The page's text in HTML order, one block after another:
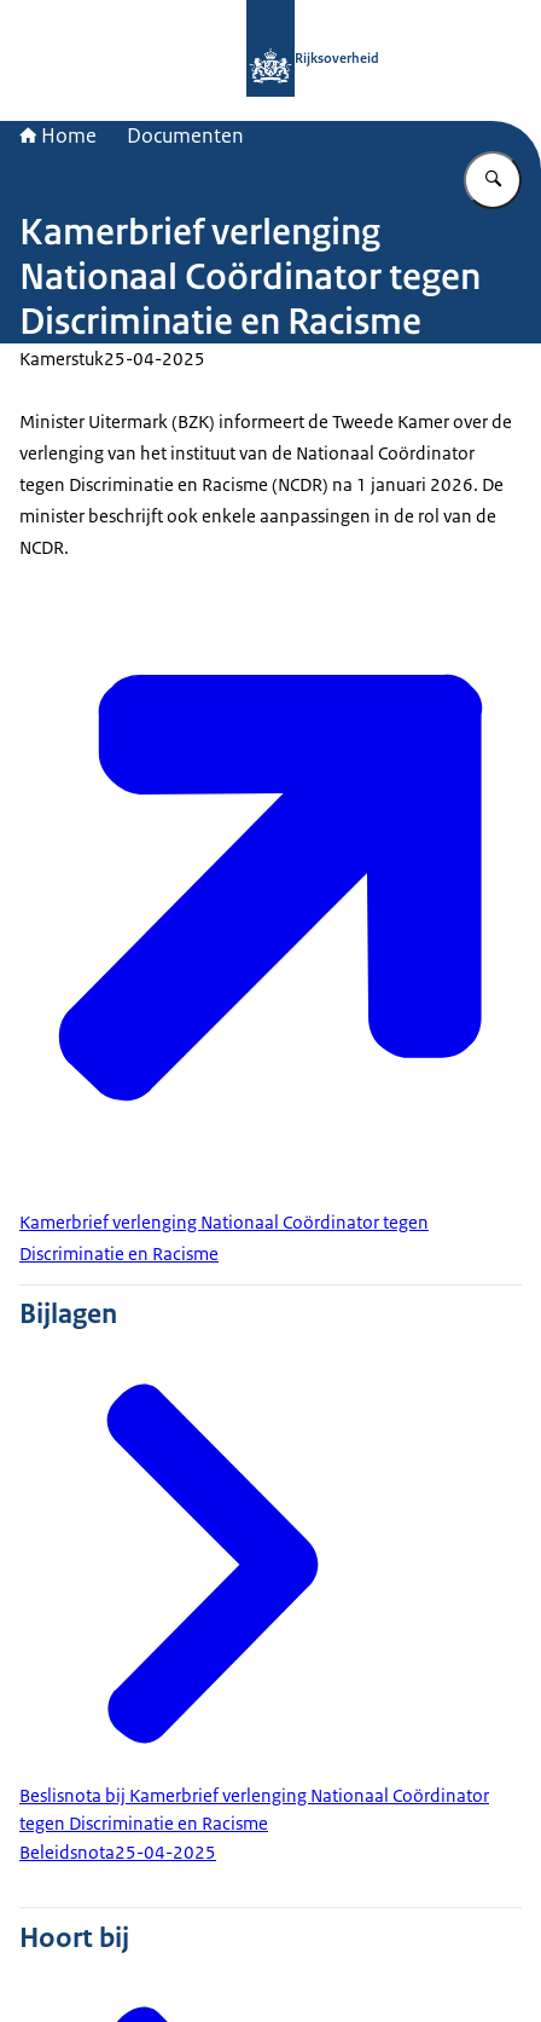
Rijksoverheid
Home Documenten
Kamerbrief verlenging
Nationaal Coördinator tegen
Discriminatie en Racisme
Kamerstuk25-04-2025
Minister Uitermark (BZK) informeert de Tweede Kamer over de
verlenging van het instituut van de Nationaal Coördinator
tegen Discriminatie en Racisme (NCDR) na 1 januari 2026. De
minister beschrijft ook enkele aanpassingen in de rol van de
NCDR.
Kamerbrief verlenging Nationaal Coördinator tegen
Discriminatie en Racisme
Bijlagen
Beslisnota bij Kamerbrief verlenging Nationaal Coördinator
tegen Discriminatie en Racisme
Beleidsnota25-04-2025
Hoort bij